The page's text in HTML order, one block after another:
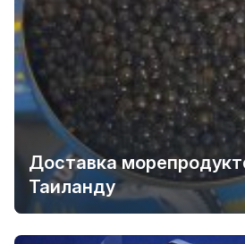
Доставка
Таиланду